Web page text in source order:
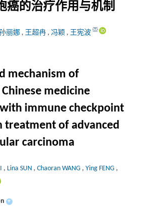
癌的治疗作用与机制
丽娜 , 王超冉 , 冯颖 , 王宪波
mechanism of
medicine
immune checkpoint
of advanced
carcinoma
, Lina SUN , Chaoran WANG , Ying FENG ,
+